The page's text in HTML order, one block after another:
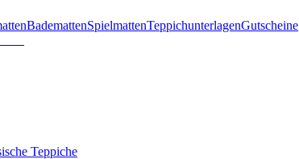
BademattenSpielmattenTeppichunterlagenGutscheine
Teppiche